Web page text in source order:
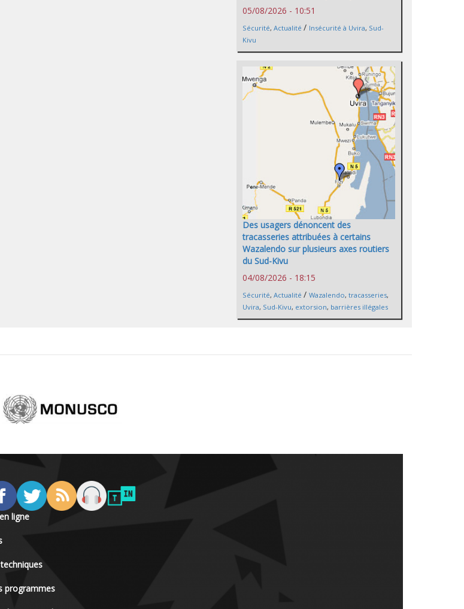
05/08/2026 - 10:51
Sécurité, Actualité / Insécurité à Uvira, Sud-
Kivu
Des usagers dénoncent des
tracasseries attribuées à certains
Wazalendo sur plusieurs axes routiers
du Sud-Kivu
04/08/2026 - 18:15
Sécurité, Actualité / Wazalendo, tracasseries,
Uvira, Sud-Kivu, extorsion, barrières illégales
ligne
programmes